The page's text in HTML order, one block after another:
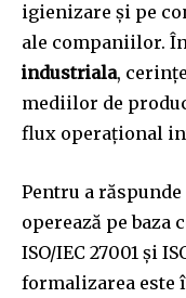
igienizare și pe
ale companiilor.
industriala,
mediilor de
flux operațional
Pentru a
operează pe baza
ISO/IEC 27001 și
formalizarea este